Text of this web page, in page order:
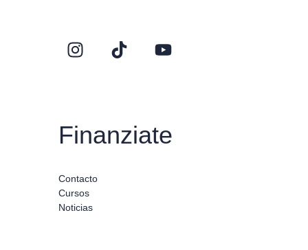
Finanziate
Contacto
Cursos
Noticias